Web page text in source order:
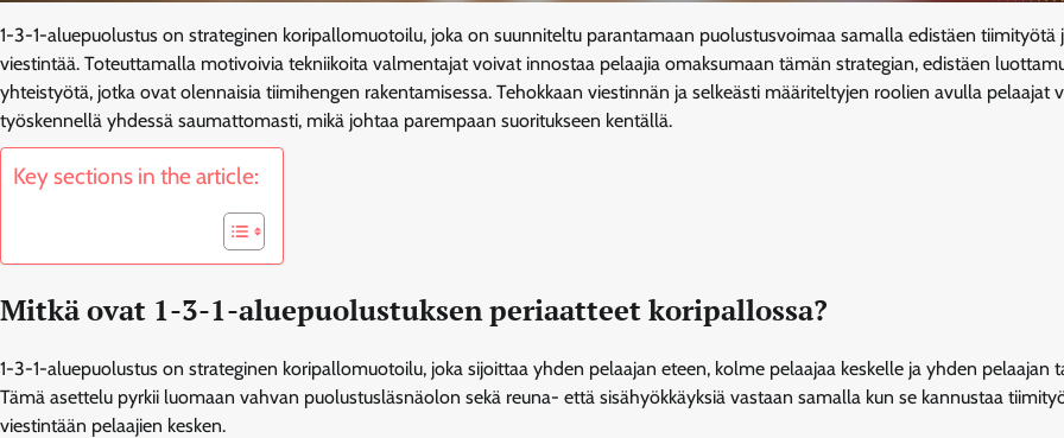
1-3-1-aluepuolustus on strateginen koripallomuotoilu, joka on suunniteltu parantamaan puolustusvoimaa samalla edistäen tiimityötä
viestintää. Toteuttamalla motivoivia tekniikoita valmentajat voivat innostaa pelaajia omaksumaan tämän strategian, edistäen
yhteistyötä, jotka ovat olennaisia tiimihengen rakentamisessa. Tehokkaan viestinnän ja selkeästi määriteltyjen roolien avulla pelaajat
työskennellä yhdessä saumattomasti, mikä johtaa parempaan suoritukseen kentällä.
Key sections in the article:
Mitkä ovat 1-3-1-aluepuolustuksen periaatteet koripallossa?
1-3-1-aluepuolustus on strateginen koripallomuotoilu, joka sijoittaa yhden pelaajan eteen, kolme pelaajaa keskelle ja yhden pelaajan
Tämä asettelu pyrkii luomaan vahvan puolustusläsnäolon sekä reuna- että sisähyökkäyksiä vastaan samalla kun se kannustaa
viestintään pelaajien kesken.